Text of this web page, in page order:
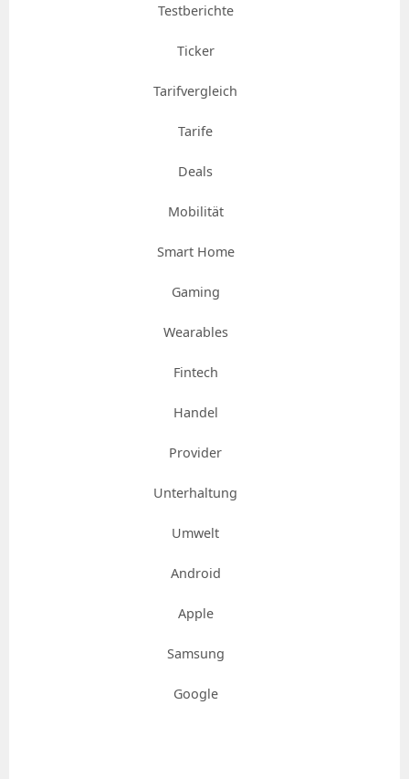
Testberichte
Ticker
Tarifvergleich
Tarife
Deals
Mobilität
Smart Home
Gaming
Wearables
Fintech
Handel
Provider
Unterhaltung
Umwelt
Android
Apple
Samsung
Google